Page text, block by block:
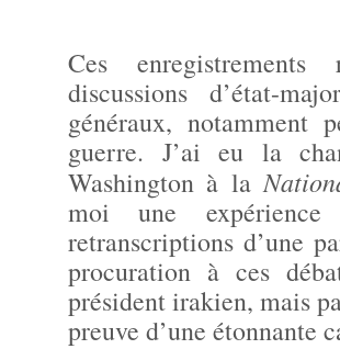
Ces
discussions d’état-
généraux, notamment
guerre. J’ai eu la
Washington à la
moi une expérience
retranscriptions d’une
procuration à ces
président irakien, mais
preuve d’une étonnante